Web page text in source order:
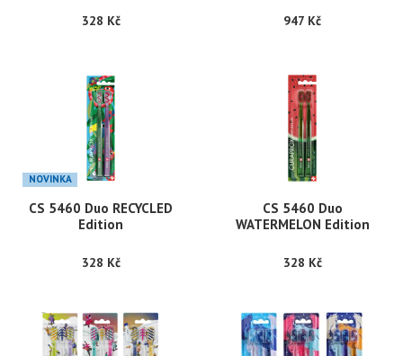
328 Kč 947 Kč
NOVINKA
CS 5460 Duo RECYCLED
Edition
328 Kč
CS 5460 Duo
WATERMELON Edition
328 Kč